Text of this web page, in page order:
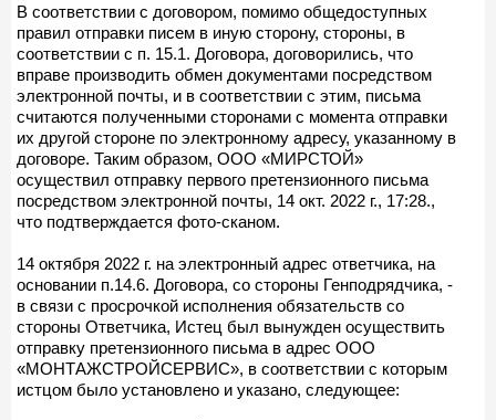
В соответствии с договором, помимо общедоступных
правил отправки писем в иную сторону, стороны, в
соответствии с п. 15.1. Договора, договорились, что
вправе производить обмен документами посредством
электронной почты, и в соответствии с этим, письма
считаются полученными сторонами с момента отправки
их другой стороне по электронному адресу, указанному в
договоре. Таким образом, ООО «МИРСТОЙ»
осуществил отправку первого претензионного письма
посредством электронной почты, 14 окт. 2022 г., 17:28.,
что подтверждается фото-сканом.
14 октября 2022 г. на электронный адрес ответчика, на
основании п.14.6. Договора, со стороны Генподрядчика, -
в связи с просрочкой исполнения обязательств со
стороны Ответчика, Истец был вынужден осуществить
отправку претензионного письма в адрес ООО
«МОНТАЖСТРОЙСЕРВИС», в соответствии с которым
истцом было установлено и указано, следующее: